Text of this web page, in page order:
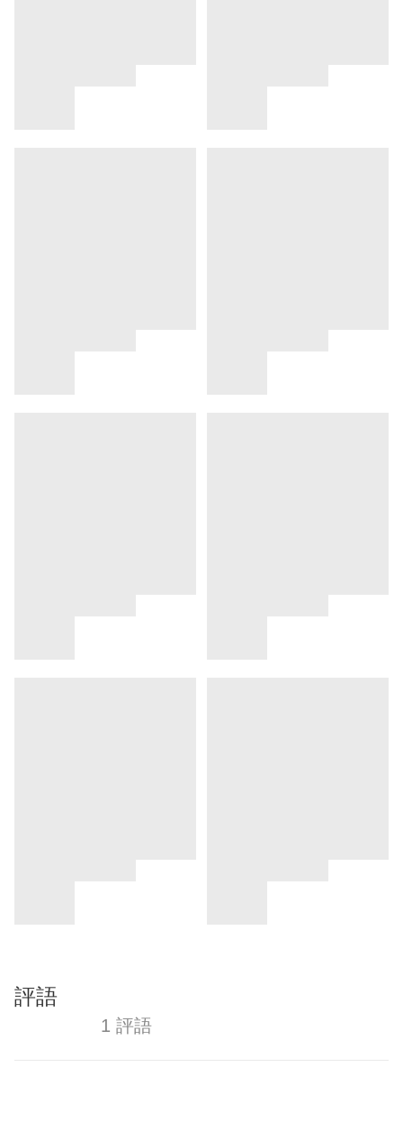
評語
1 評語